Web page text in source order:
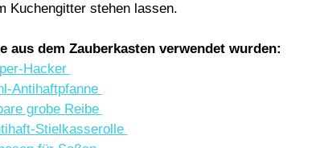
Kuchengitter stehen lassen.
aus dem Zauberkasten verwendet wurden:
Hacker
Antihaftpfanne
grobe Reibe
Stielkasserolle